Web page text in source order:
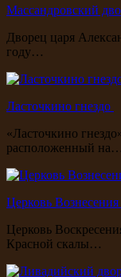
Массандровский
Дворец царя
году…
Ласточкино гнездо
«Ласточкино
расположенный на…
Церковь
Церковь
Красной скалы…